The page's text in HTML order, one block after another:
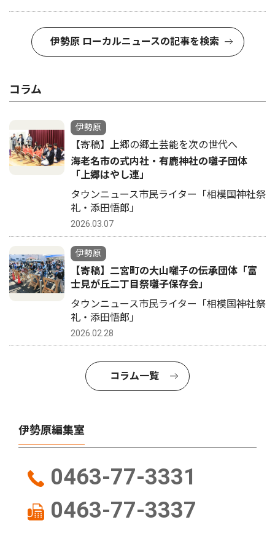
伊勢原 ローカルニュースの記事を検索
コラム
伊勢原
【寄稿】上郷の郷土芸能を次の世代へ
海老名市の式内社・有鹿神社の囃子団体
「上郷はやし連」
タウンニュース市民ライター「相模国神社祭
礼・添田悟郎」
2026.03.07
伊勢原
【寄稿】二宮町の大山囃子の伝承団体「富
士見が丘二丁目祭囃子保存会」
タウンニュース市民ライター「相模国神社祭
礼・添田悟郎」
2026.02.28
コラム一覧
伊勢原編集室
0463-77-3331
0463-77-3337